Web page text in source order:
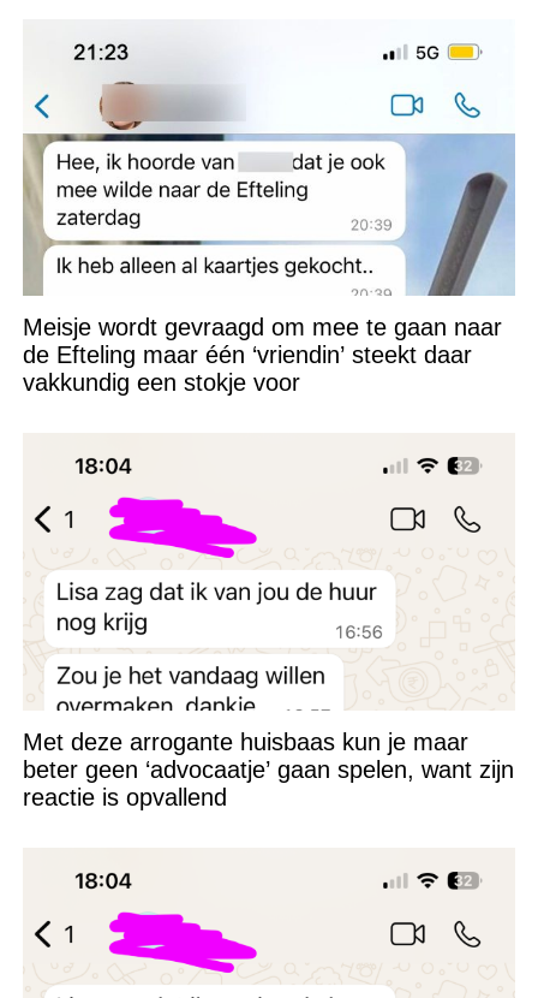
Meisje wordt gevraagd om mee te gaan naar
de Efteling maar één ‘vriendin’ steekt daar
vakkundig een stokje voor
Met deze arrogante huisbaas kun je maar
beter geen ‘advocaatje’ gaan spelen, want zijn
reactie is opvallend